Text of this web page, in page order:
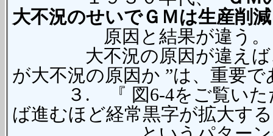
大不況のせいでＧＭは生産削
原因と結果が違う。
大不況の原因が違えば、
が大不況の原因か ”は、重要で
３. 『 図6-4をご覧いただ
ば進むほど経常黒字が拡大する